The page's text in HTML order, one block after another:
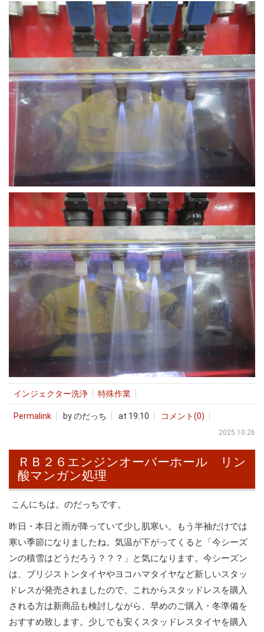
インジェクター洗浄 特殊作業
Permalink by のだっち at 19:10 コメント(0)
2025.10.26
ＲＢ２６エンジンオーバーホール リン
酸マンガン処理
こんにちは。のだっちです。
昨日・本日と雨が降っていて少し肌寒い。もう半袖だけでは
寒い季節になりましたね。気温が下がってくると「今シーズ
ンの積雪はどうだろう？？？」と気になります。今シーズン
は、ブリジストンタイヤやヨコハマタイヤなど新しいスタッ
ドレスが発売されましたので、これからスタッドレスを購入
される方は新商品も検討しながら、早めのご購入・冬準備を
おすすめ致します。少しでも安くスタッドレスタイヤを購入